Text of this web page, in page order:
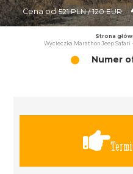
Cena od 521 PLN / 120 EUR
Strona
Wycieczka Marathon Jeep Safari
Numer